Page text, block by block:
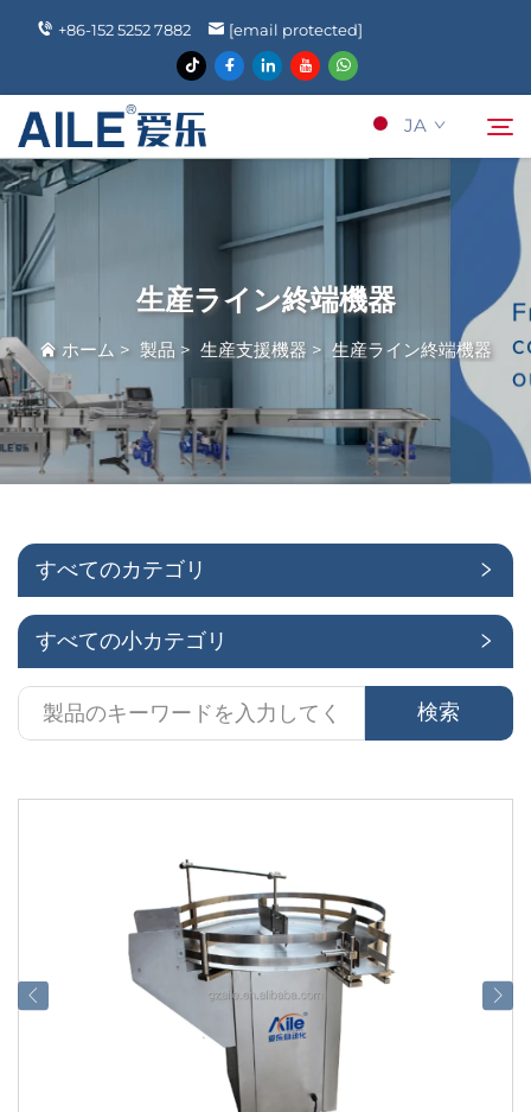
+86-152 5252 7882 [email protected]
JA
当社について
製品
ニュース
よくあるご質問
応用
生産ライン終端機器
ホーム > 製品 > 生産支援機器 > 生産ライン終端機器
すべてのカテゴリ
すべての小カテゴリ
検索